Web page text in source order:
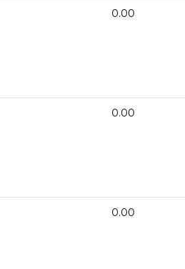
0.00
0.00
0.00